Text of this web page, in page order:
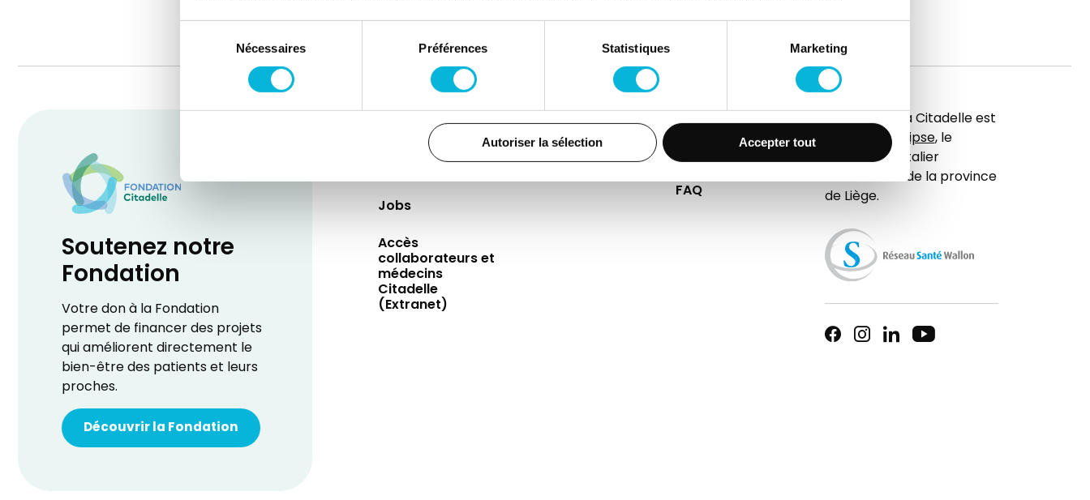
consentement
Nécessaires Préférences Statistiques Marketing
Autoriser la sélection Accepter tout
Soutenez notre
Fondation
Votre don à la Fondation
permet de financer des projets
qui améliorent directement le
bien-être des patients et leurs
proches.
Découvrir la Fondation
Espace Patient
Professionnels de
Jobs
Accès
collaborateurs et
médecins
Citadelle
(Extranet)
Actualités
Contact
Presse
FAQ
L’hôpital de la Citadelle est
membre d'
Elipse, le
réseau hospitalier
universitaire de la province
de Liège.